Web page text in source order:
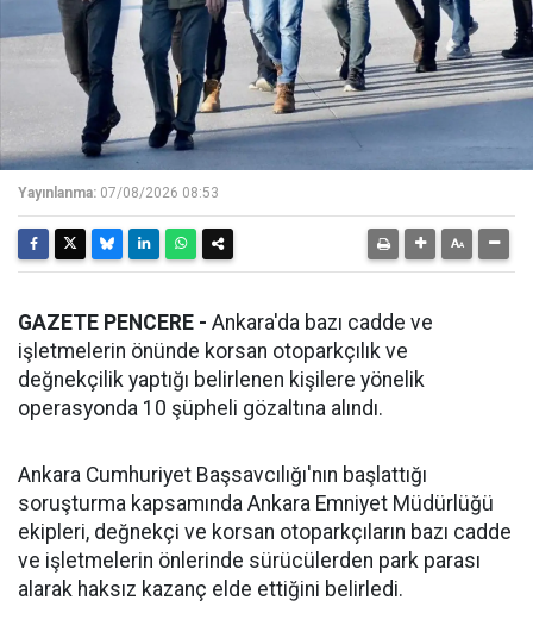
Yayınlanma: 07/08/2026 08:53
GAZETE PENCERE - Ankara'da bazı cadde ve
işletmelerin önünde korsan otoparkçılık ve
değnekçilik yaptığı belirlenen kişilere yönelik
operasyonda 10 şüpheli gözaltına alındı.
Ankara Cumhuriyet Başsavcılığı'nın başlattığı
soruşturma kapsamında Ankara Emniyet Müdürlüğü
ekipleri, değnekçi ve korsan otoparkçıların bazı cadde
ve işletmelerin önlerinde sürücülerden park parası
alarak haksız kazanç elde ettiğini belirledi.